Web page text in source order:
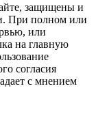
защищены и
При полном или
или
на главную
согласия
с мнением